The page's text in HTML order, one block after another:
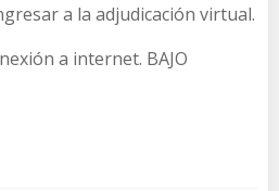
a la adjudicación virtual.
a internet. BAJO